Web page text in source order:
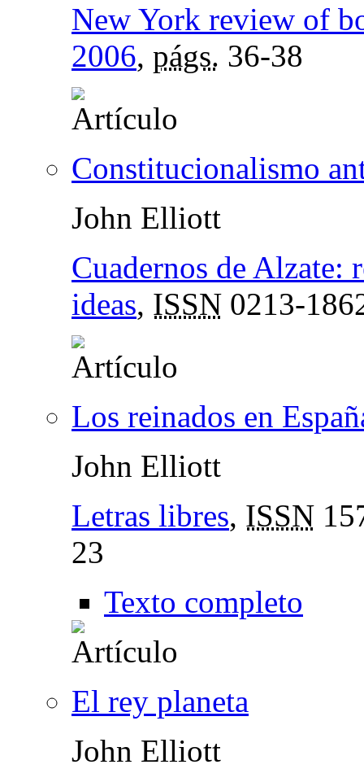
New York review of
2006, págs. 36-38
Constitucionalismo
John Elliott
Cuadernos de Alzate:
ideas, ISSN 0213-
Los reinados en
John Elliott
Letras libres, ISSN
23
Texto completo
El rey planeta
John Elliott